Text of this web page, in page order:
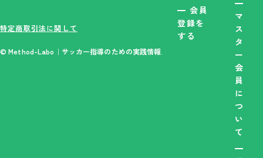
特定商取引法に関して
© Method-Labo｜サッカー指導のための実践情報.
会員
登録を
する
マ
ス
タ
ー
会
員
に
つ
い
て